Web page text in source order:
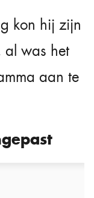
kon hij zijn
al was het
aan te